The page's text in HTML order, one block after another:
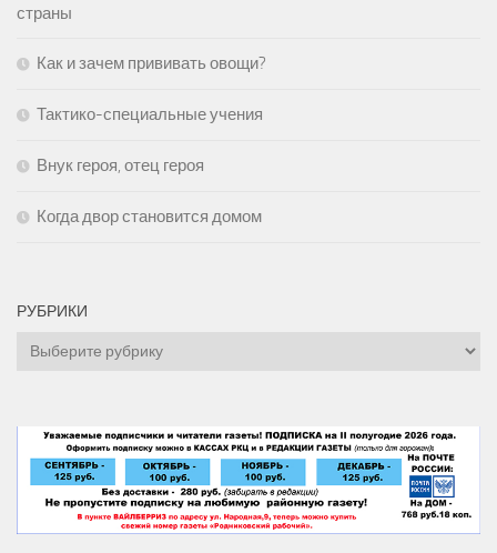
страны
Как и зачем прививать овощи?
Тактико-специальные учения
Внук героя, отец героя
Когда двор становится домом
РУБРИКИ
Рубрики